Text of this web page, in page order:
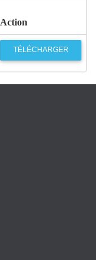
Action
TÉLÉCHARGER